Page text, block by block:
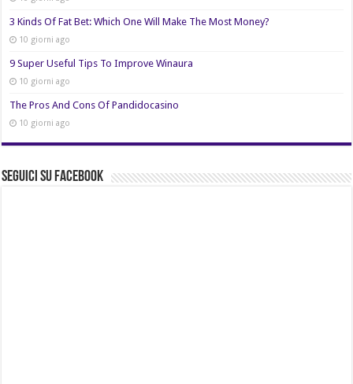
3 Kinds Of Fat Bet: Which One Will Make The Most Money?
10 giorni ago
9 Super Useful Tips To Improve Winaura
10 giorni ago
The Pros And Cons Of Pandidocasino
10 giorni ago
Seguici su Facebook